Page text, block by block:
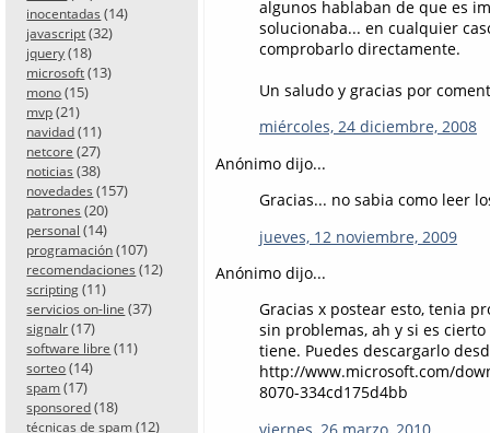
inocentadas (14)
javascript (32)
jquery (18)
microsoft (13)
mono (15)
mvp (21)
navidad (11)
netcore (27)
noticias (38)
novedades (157)
patrones (20)
personal (14)
programación (107)
recomendaciones (12)
scripting (11)
servicios on-line (37)
signalr (17)
software libre (11)
sorteo (14)
spam (17)
sponsored (18)
técnicas de spam (12)
algunos hablaban de que es
solucionaba... en cualquier
comprobarlo directamente.
Un saludo y gracias por
miércoles, 24 diciembre, 2008
Anónimo dijo...
Gracias... no sabia como leer
jueves, 12 noviembre, 2009
Anónimo dijo...
Gracias x postear esto, tenia
sin problemas, ah y si es
tiene. Puedes descargarlo
http://www.microsoft.com/
8070-334cd175d4bb